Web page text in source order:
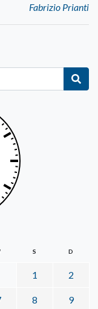
Fabrizio Prianti
S D
1 2
8 9